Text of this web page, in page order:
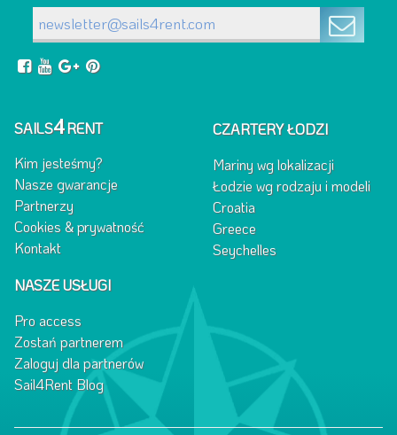
SAILS4RENT
Kim jesteśmy?
Nasze gwarancje
Partnerzy
Cookies & prywatność
Kontakt
CZARTERY ŁODZI
Mariny wg lokalizacji
Łodzie wg rodzaju i modeli
Croatia
Greece
Seychelles
NASZE USŁUGI
Pro access
Zostań partnerem
Zaloguj dla partnerów
Sail4Rent Blog